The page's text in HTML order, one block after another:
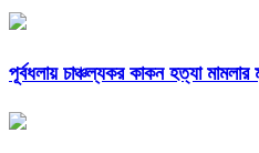
পূর্বধলায় চাঞ্চল্যকর কাকন হত্যা